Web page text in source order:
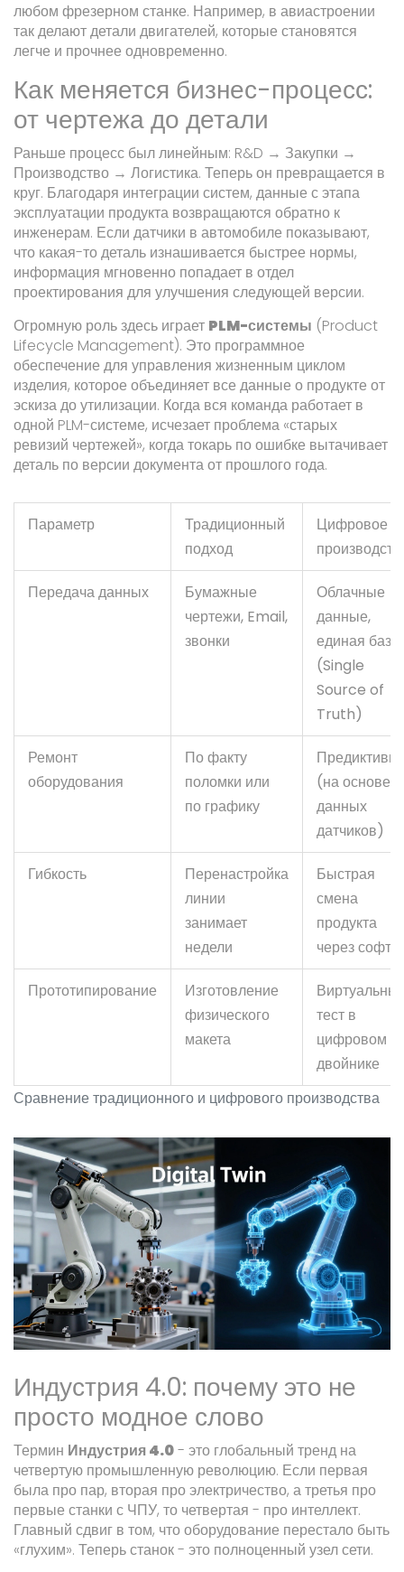
любом фрезерном станке. Например, в авиастроении
так делают детали двигателей, которые становятся
легче и прочнее одновременно.
Как меняется бизнес-процесс:
от чертежа до детали
Раньше процесс был линейным: R&D → Закупки →
Производство → Логистика. Теперь он превращается в
круг. Благодаря интеграции систем, данные с этапа
эксплуатации продукта возвращаются обратно к
инженерам. Если датчики в автомобиле показывают,
что какая-то деталь изнашивается быстрее нормы,
информация мгновенно попадает в отдел
проектирования для улучшения следующей версии.
Огромную роль здесь играет PLM-системы (Product
Lifecycle Management). Это программное
обеспечение для управления жизненным циклом
изделия, которое объединяет все данные о продукте от
эскиза до утилизации. Когда вся команда работает в
одной PLM-системе, исчезает проблема «старых
ревизий чертежей», когда токарь по ошибке вытачивает
деталь по версии документа от прошлого года.
Сравнение традиционного и цифрового производства
Параметр
Традиционный
подход
Цифровое
Передача данных
Бумажные
чертежи, Email,
звонки
Облачные
данные,
единая база
(Single
Source of
Truth)
Ремонт
оборудования
По факту
поломки или
по графику
(на основе
данных
датчиков)
Гибкость
Перенастройка
линии
занимает
недели
Быстрая
смена
продукта
через софт
Прототипирование
Изготовление
физического
макета
тест в
цифровом
двойнике
Индустрия 4.0: почему это не
просто модное слово
Термин Индустрия 4.0- это глобальный тренд на
четвертую промышленную революцию. Если первая
была про пар, вторая про электричество, а третья про
первые станки с ЧПУ, то четвертая - про интеллект.
Главный сдвиг в том, что оборудование перестало быть
«глухим». Теперь станок - это полноценный узел сети.